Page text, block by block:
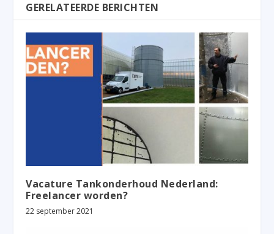
GERELATEERDE BERICHTEN
Vacature Tankonderhoud Nederland:
Freelancer worden?
22 september 2021